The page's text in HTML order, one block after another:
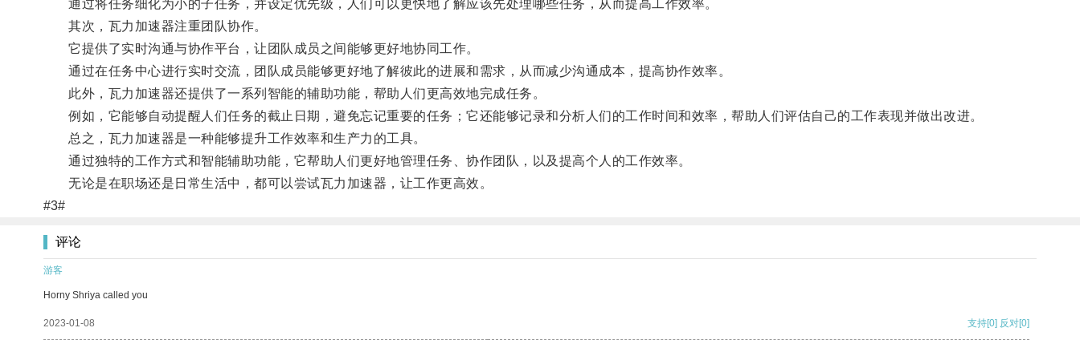
通过将任务细化为小的子任务，并设定优先级，人们可以更快地了解应该先处理哪些任务，从而提高工作效率。
其次，瓦力加速器注重团队协作。
它提供了实时沟通与协作平台，让团队成员之间能够更好地协同工作。
通过在任务中心进行实时交流，团队成员能够更好地了解彼此的进展和需求，从而减少沟通成本，提高协作效率。
此外，瓦力加速器还提供了一系列智能的辅助功能，帮助人们更高效地完成任务。
例如，它能够自动提醒人们任务的截止日期，避免忘记重要的任务；它还能够记录和分析人们的工作时间和效率，帮助人们评估自己的工作表现并做出改进。
总之，瓦力加速器是一种能够提升工作效率和生产力的工具。
通过独特的工作方式和智能辅助功能，它帮助人们更好地管理任务、协作团队，以及提高个人的工作效率。
无论是在职场还是日常生活中，都可以尝试瓦力加速器，让工作更高效。
#3#
评论
游客
Horny Shriya called you
2023-01-08 支持[0] 反对[0]